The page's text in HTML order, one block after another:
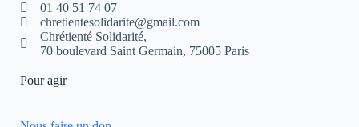
01 40 51 74 07
chretientesolidarite@gmail.com
Chrétienté Solidarité,
70 boulevard Saint Germain, 75005 Paris
Pour agir